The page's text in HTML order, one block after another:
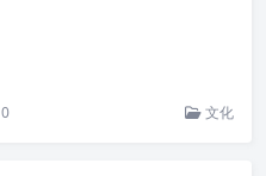
0 文化